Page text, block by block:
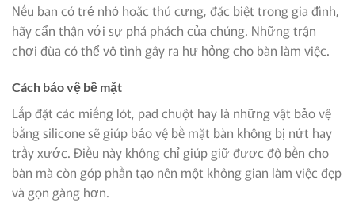
Nếu bạn có trẻ nhỏ hoặc thú cưng, đặc biệt trong gia đình,
hãy cẩn thận với sự phá phách của chúng. Những trận
chơi đùa có thể vô tình gây ra hư hỏng cho bàn làm việc.
Cách bảo vệ bề mặt
Lắp đặt các miếng lót, pad chuột hay là những vật bảo vệ
bằng silicone sẽ giúp bảo vệ bề mặt bàn không bị nứt hay
trầy xước. Điều này không chỉ giúp giữ được độ bền cho
bàn mà còn góp phần tạo nên một không gian làm việc đẹp
và gọn gàng hơn.